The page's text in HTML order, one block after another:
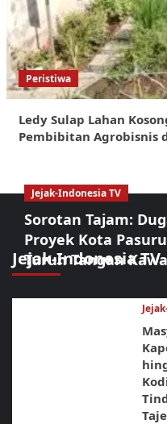
Peristiwa
Ledy Sulap Lahan
Pembibitan Agrobisnis
Jejak-Indonesia TV
Jejak-Indonesia TV
Sorotan Tajam:
Proyek Kota
Turun Tangan